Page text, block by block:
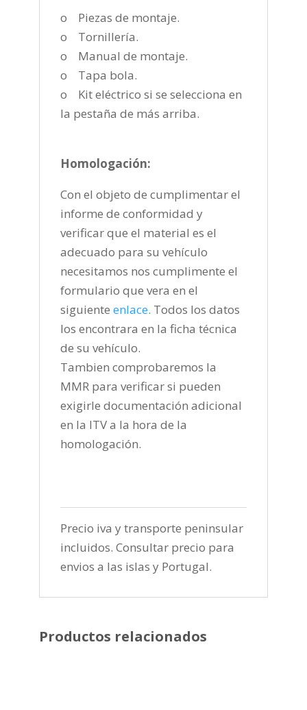
o Piezas de montaje.
o Tornillería.
o Manual de montaje.
o Tapa bola.
o Kit eléctrico si se selecciona en
la pestaña de más arriba.
Homologación:
Con el objeto de cumplimentar el
informe de conformidad y
verificar que el material es el
adecuado para su vehículo
necesitamos nos cumplimente el
formulario que vera en el
siguiente enlace. Todos los datos
los encontrara en la ficha técnica
de su vehículo.
Tambien comprobaremos la
MMR para verificar si pueden
exigirle documentación adicional
en la ITV a la hora de la
homologación.
Precio iva y transporte peninsular
incluidos. Consultar precio para
envios a las islas y Portugal.
Productos relacionados